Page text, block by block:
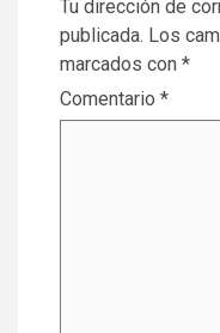
Tu dirección de
publicada. Los
marcados con *
Comentario *